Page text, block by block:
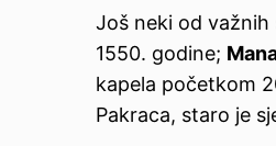
Još neki od važnih
1550. godine;
kapela početkom
Pakraca, staro je